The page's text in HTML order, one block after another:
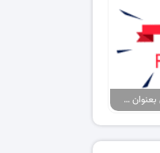
پروژه باشگاههای فوتبال بعنوان برند، حامیان آنها بعنوان مصرف کننده